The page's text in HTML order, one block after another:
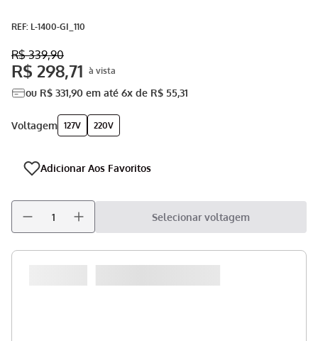
: L-1400-GI_110
R$ 339,90
R$ 298,71
ou R$ 331,90 em até 6x de R$ 55,31
voltagem 127V 220V
Selecionar voltagem